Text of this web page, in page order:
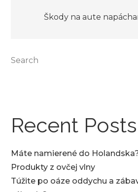
navigation
Škody na aute
Search
Recent Posts
Máte namierené do
Produkty z ovčej vlny
Túžite po oáze oddychu a